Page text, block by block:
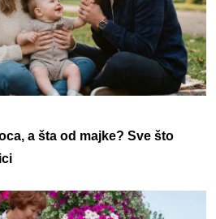
a šta od majke? Sve što